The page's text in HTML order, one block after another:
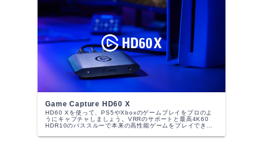
Game Capture HD60 X
HD60 Xを使って、PS5やXboxのゲームプレイをプロのよ
うにキャプチャしましょう。VRRのサポートと最高4K60
HDR10のパススルーで本来の高性能ゲームをプレイできま
1080p...